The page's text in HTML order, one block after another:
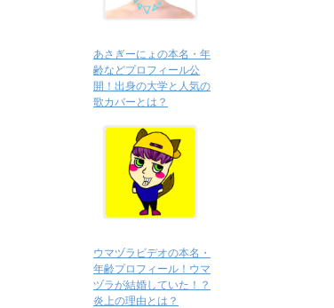
あさぎーにょの本名・年
齢などプロフィール公
開！出身の大学と人気の
歌カバーとは？
ウマヅラビデオの本名・
年齢プロフィール！ウマ
ヅラが結婚していた！？
炎上の理由とは？